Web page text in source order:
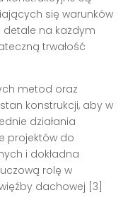
się warunków
detale na każdym
trwałość
metod oraz
konstrukcji, aby w
działania
projektów do
i dokładna
rolę w
dachowej [3]